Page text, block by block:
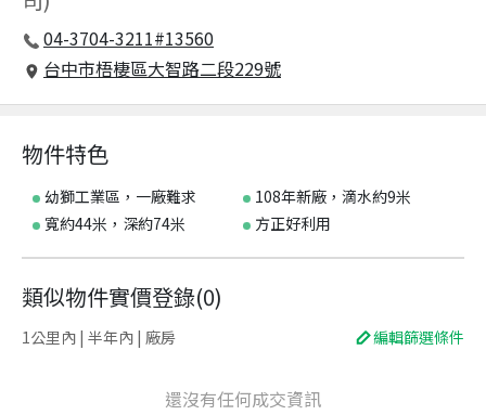
04-3704-3211#13560
台中市梧棲區大智路二段229號
物件特色
幼獅工業區，一廠難求
108年新廠，滴水約9米
寬約44米，深約74米
方正好利用
類似物件實價登錄(0)
1公里內 | 半年內 | 廠房 編輯篩選條件
還沒有任何成交資訊